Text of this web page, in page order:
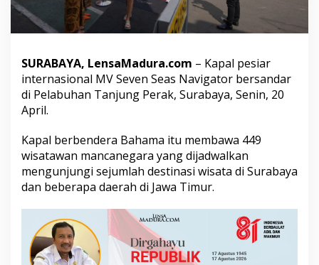
w
a
4
9
W
i
t
a
w
a
n
a
SURABAYA, LensaMadura.com – Kapal pesiar
internasional MV Seven Seas Navigator bersandar
di Pelabuhan Tanjung Perak, Surabaya, Senin, 20
April.
Kapal berbendera Bahama itu membawa 449
wisatawan mancanegara yang dijadwalkan
mengunjungi sejumlah destinasi wisata di Surabaya
dan beberapa daerah di Jawa Timur.